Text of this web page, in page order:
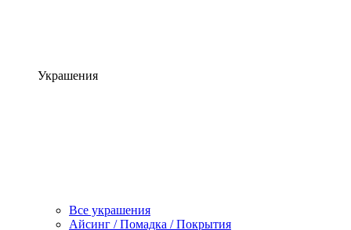
Украшения
Все украшения
Айсинг / Помадка / Покрытия